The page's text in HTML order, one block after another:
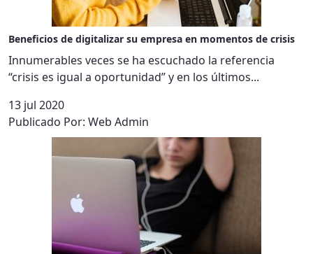
Beneficios de digitalizar su empresa en momentos de crisis
Innumerables veces se ha escuchado la referencia
“crisis es igual a oportunidad” y en los últimos...
13 jul 2020
Publicado Por: Web Admin